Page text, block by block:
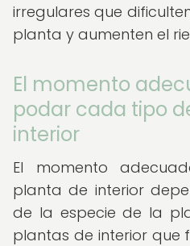
irregulares que
planta y aumenten el
El momento
podar cada tipo
interior
El momento
planta de interior
de la especie de la
plantas de interior que